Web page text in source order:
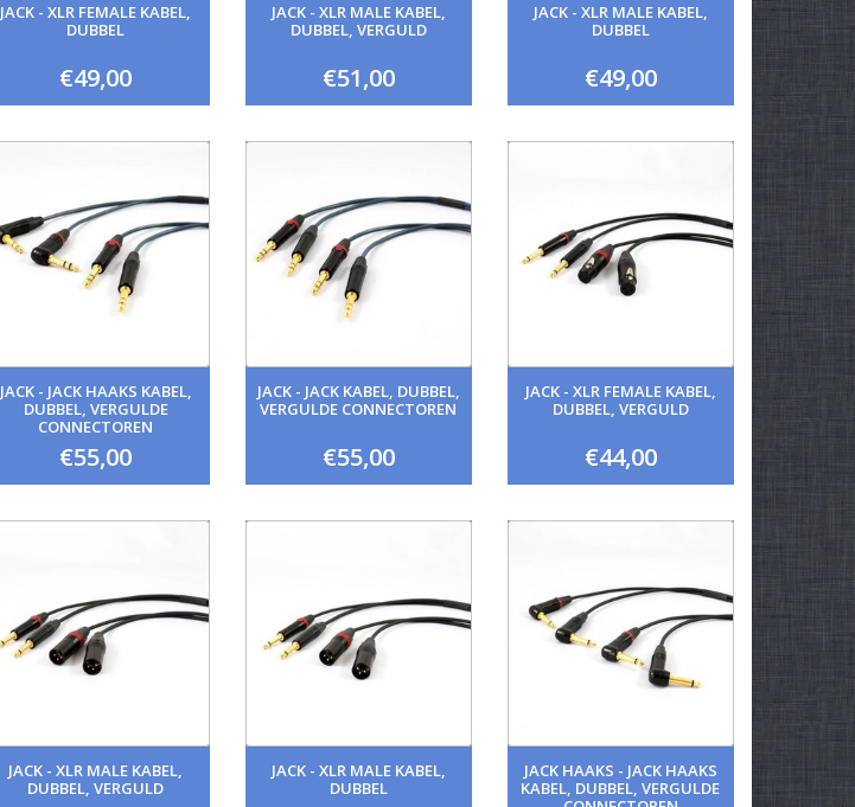
JACK - XLR FEMALE KABEL,
DUBBEL
€49,00
JACK - XLR MALE KABEL,
DUBBEL, VERGULD
€51,00
JACK - XLR MALE KABEL,
DUBBEL
€49,00
JACK - JACK HAAKS KABEL,
DUBBEL, VERGULDE
CONNECTOREN
€55,00
JACK - JACK KABEL, DUBBEL,
VERGULDE CONNECTOREN
€55,00
JACK - XLR FEMALE KABEL,
DUBBEL, VERGULD
€44,00
JACK - XLR MALE KABEL,
DUBBEL, VERGULD
JACK - XLR MALE KABEL,
DUBBEL
JACK HAAKS - JACK HAAKS
KABEL, DUBBEL, VERGULDE